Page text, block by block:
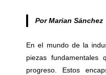
Por Marian Sánchez
En el mundo de la
piezas
progreso. Estos